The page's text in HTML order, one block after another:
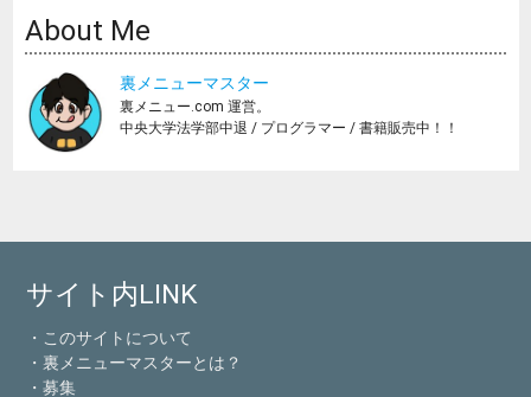
About Me
裏メニューマスター
裏メニュー.com 運営。
中央大学法学部中退 / プログラマー / 書籍販売中！！
サイト内LINK
・このサイトについて
・裏メニューマスターとは？
・募集